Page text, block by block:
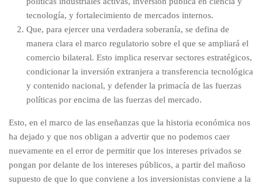
tecnología, y fortalecimiento de mercados internos.
Que, para ejercer una verdadera soberanía, se defina de
manera clara el marco regulatorio sobre el que se ampliará el
comercio bilateral. Esto implica reservar sectores estratégicos,
condicionar la inversión extranjera a transferencia tecnológica
y contenido nacional, y defender la primacía de las fuerzas
políticas por encima de las fuerzas del mercado.
Esto, en el marco de las enseñanzas que la historia económica nos
ha dejado y que nos obligan a advertir que no podemos caer
nuevamente en el error de permitir que los intereses privados se
pongan por delante de los intereses públicos, a partir del mañoso
supuesto de que lo que conviene a los inversionistas conviene a la